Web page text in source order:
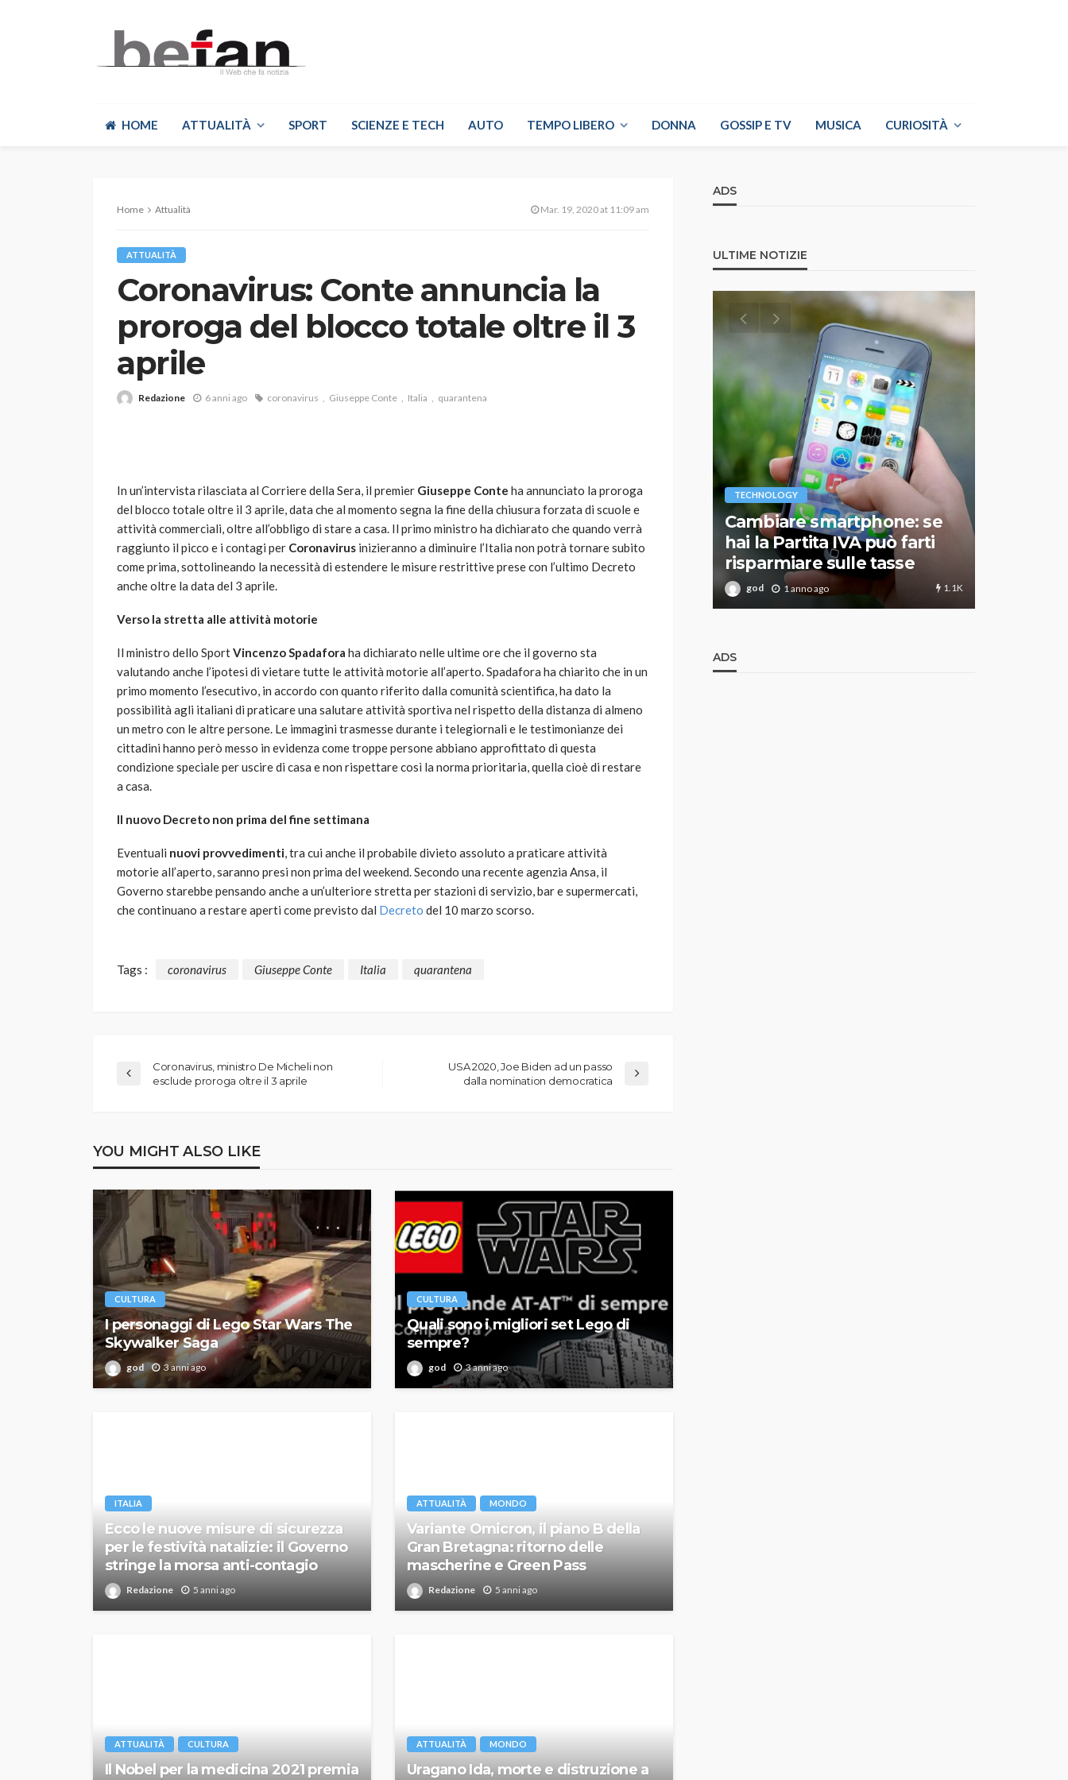
HOME ATTUALITÀ SPORT SCIENZE E TECH AUTO TEMPO LIBERO DONNA GOSSIP E TV MUSICA CURIOSITÀ
Home Attualità Mar. 19, 2020 at 11:09 am
ATTUALITÀ
Coronavirus: Conte annuncia la
proroga del blocco totale oltre il 3
aprile
Redazione 6 anni ago coronavirus Giuseppe Conte Italia quarantena
In un’intervista rilasciata al Corriere della Sera, il premier Giuseppe Conte ha annunciato la proroga
del blocco totale oltre il 3 aprile, data che al momento segna la fine della chiusura forzata di scuole e
attività commerciali, oltre all’obbligo di stare a casa. Il primo ministro ha dichiarato che quando verrà
raggiunto il picco e i contagi per Coronavirus inizieranno a diminuire l’Italia non potrà tornare subito
come prima, sottolineando la necessità di estendere le misure restrittive prese con l’ultimo Decreto
anche oltre la data del 3 aprile.
Verso la stretta alle attività motorie
Il ministro dello SportVincenzo Spadafora ha dichiarato nelle ultime ore che il governo sta
valutando anche l’ipotesi di vietare tutte le attività motorie all’aperto. Spadafora ha chiarito che in un
primo momento l’esecutivo, in accordo con quanto riferito dalla comunità scientifica, ha dato la
possibilità agli italiani di praticare una salutare attività sportiva nel rispetto della distanza di almeno
un metro con le altre persone. Le immagini trasmesse durante i telegiornali e le testimonianze dei
cittadini hanno però messo in evidenza come troppe persone abbiano approfittato di questa
condizione speciale per uscire di casa e non rispettare così la norma prioritaria, quella cioè di restare
a casa.
Il nuovo Decreto non prima del fine settimana
Eventuali nuovi provvedimenti, tra cui anche il probabile divieto assoluto a praticare attività
motorie all’aperto, saranno presi non prima del weekend. Secondo una recente agenzia Ansa, il
Governo starebbe pensando anche a un’ulteriore stretta per stazioni di servizio, bar e supermercati,
che continuano a restare aperti come previsto dal Decreto del 10 marzo scorso.
Tags : coronavirus Giuseppe Conte Italia quarantena
Coronavirus, ministro De Micheli non
esclude proroga oltre il 3 aprile
USA 2020, Joe Biden ad un passo
dalla nomination democratica
YOU MIGHT ALSO LIKE
CULTURA
I personaggi di Lego Star Wars The
Skywalker Saga
god 3 anni ago
CULTURA
Quali sono i migliori set Lego di
sempre?
god 3 anni ago
ITALIA
Ecco le nuove misure di sicurezza
per le festività natalizie: il Governo
stringe la morsa anti-contagio
Redazione 5 anni ago
ATTUALITÀ MONDO
Variante Omicron, il piano B della
Gran Bretagna: ritorno delle
mascherine e Green Pass
Redazione 5 anni ago
ATTUALITÀ CULTURA
Il Nobel per la medicina 2021 premia
ATTUALITÀ MONDO
Uragano Ida, morte e distruzione a
ADS
ULTIME NOTIZIE
VARIE
Robot tagliaerba: quale
scegliere per il tuo prato
god 1 anno ago
Davis: tennis mondiale e
passione per
l’automobilismo
abbracciano la stessa causa
TECHNOLOGY
Cambiare smartphone: se
hai la Partita IVA può farti
risparmiare sulle tasse
god 1 anno ago 1.1K
ADS